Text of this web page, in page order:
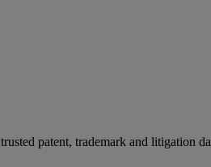
patent, trademark and litigation